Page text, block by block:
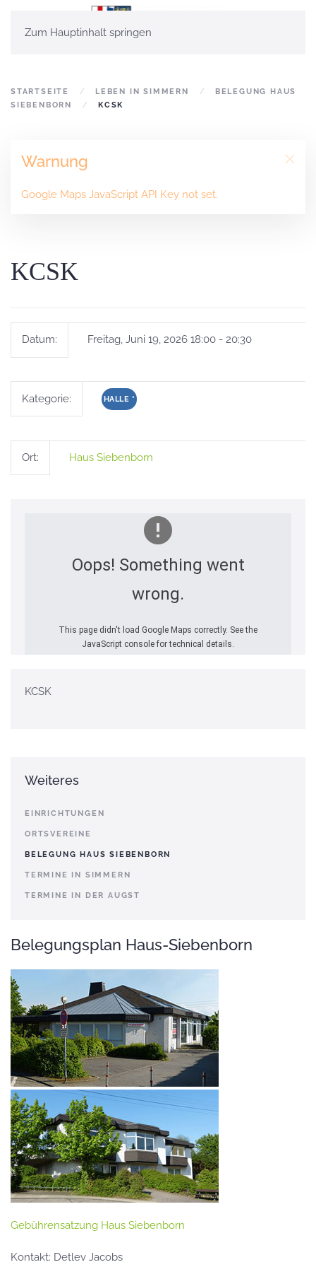
Zum Hauptinhalt springen
STARTSEITE LEBEN IN SIMMERN
BELEGUNG HAUS
SIEBENBORN
KCSK
Warnung
Google Maps JavaScript API Key not set.
KCSK
Datum: Freitag, Juni 19, 2026 18:00 - 20:30
Kategorie: HALLE *
Ort: Haus Siebenborn
Oops! Something went
wrong.
This page didn't load Google Maps correctly. See the
JavaScript console for technical details.
KCSK
Weiteres
EINRICHTUNGEN
ORTSVEREINE
BELEGUNG HAUS SIEBENBORN
TERMINE IN SIMMERN
TERMINE IN DER AUGST
Belegungsplan Haus-Siebenborn
Gebührensatzung Haus Siebenborn
Kontakt: Detlev Jacobs